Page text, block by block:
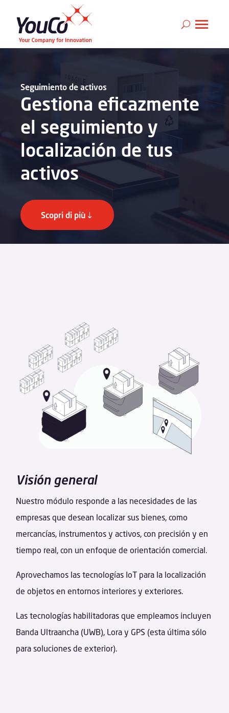
Gestiona eficazmente
el seguimiento y
localización de tus
activos
Seguimiento de activos
Scopri di più
Visión general
Nuestro módulo responde a las necesidades de las
empresas que desean localizar sus bienes, como
mercancías, instrumentos y activos, con precisión y en
tiempo real, con un enfoque de orientación comercial.
Aprovechamos las tecnologías IoT para la localización
de objetos en entornos interiores y exteriores.
Las tecnologías habilitadoras que empleamos incluyen
Banda Ultraancha (UWB), Lora y GPS (esta última sólo
para soluciones de exterior).